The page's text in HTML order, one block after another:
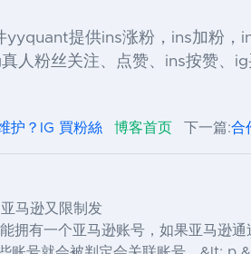
yyquant提供ins涨粉，ins加粉
粉丝关注、点赞、ins按赞、
护？IG 買粉絲 博客首页 下一篇:合
马逊又限制发
拥有一个亚马逊账号，如果亚马逊